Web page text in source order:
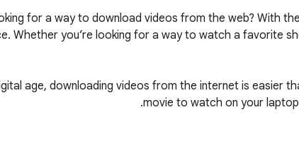
for a way to download videos from the web? With
Whether you’re looking for a way to watch a favorite
age, downloading videos from the internet is easier